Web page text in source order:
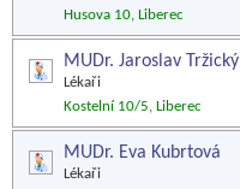
Husova 10, Liberec
MUDr. Jaroslav Tržický
Lékaři
Kostelní 10/5, Liberec
MUDr. Eva Kubrtová
Lékaři